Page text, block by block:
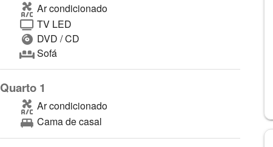
Ar condicionado
TV LED
DVD / CD
Sofá
Quarto 1
Ar condicionado
Cama de casal